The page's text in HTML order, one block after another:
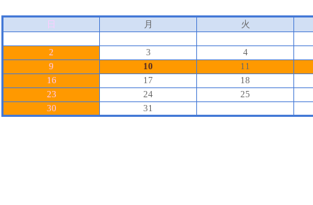
日 月 火
2 3
4
9
10
11
16
17
18
23
24
25
30
31